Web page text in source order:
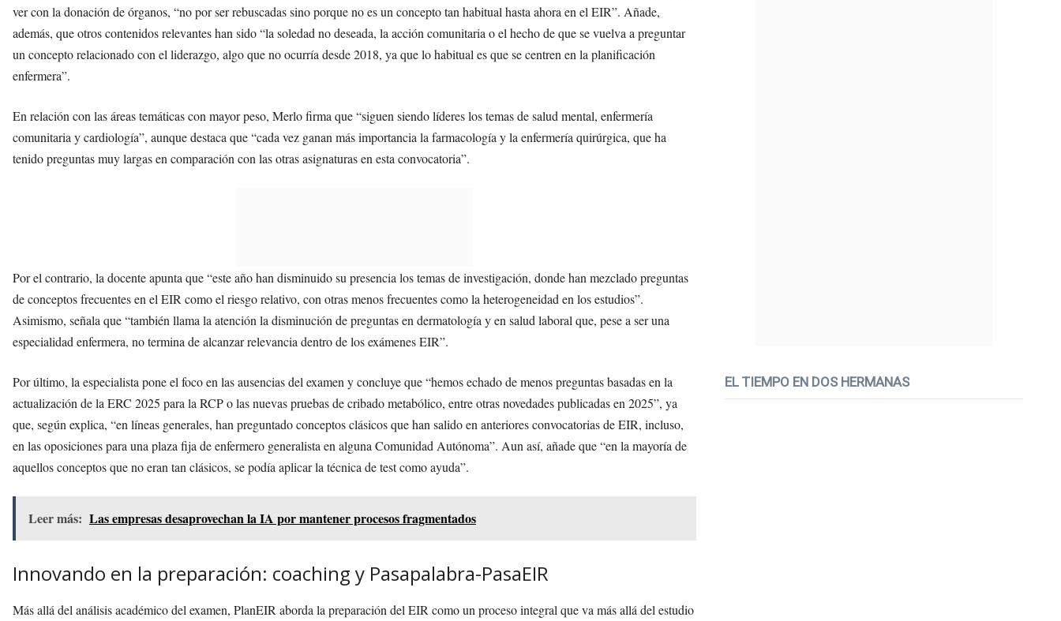
ver con la donación de órganos, “no por ser rebuscadas sino porque no es un concepto tan habitual hasta ahora en el EIR”. Añade,
además, que otros contenidos relevantes han sido “la soledad no deseada, la acción comunitaria o el hecho de que se vuelva a preguntar
un concepto relacionado con el liderazgo, algo que no ocurría desde 2018, ya que lo habitual es que se centren en la planificación
enfermera”.
En relación con las áreas temáticas con mayor peso, Merlo firma que “siguen siendo líderes los temas de salud mental, enfermería
comunitaria y cardiología”, aunque destaca que “cada vez ganan más importancia la farmacología y la enfermería quirúrgica, que ha
tenido preguntas muy largas en comparación con las otras asignaturas en esta convocatoria”.
Por el contrario, la docente apunta que “este año han disminuido su presencia los temas de investigación, donde han mezclado preguntas
de conceptos frecuentes en el EIR como el riesgo relativo, con otras menos frecuentes como la heterogeneidad en los estudios”.
Asimismo, señala que “también llama la atención la disminución de preguntas en dermatología y en salud laboral que, pese a ser una
especialidad enfermera, no termina de alcanzar relevancia dentro de los exámenes EIR”.
Por último, la especialista pone el foco en las ausencias del examen y concluye que “hemos echado de menos preguntas basadas en la
actualización de la ERC 2025 para la RCP o las nuevas pruebas de cribado metabólico, entre otras novedades publicadas en 2025”, ya
que, según explica, “en líneas generales, han preguntado conceptos clásicos que han salido en anteriores convocatorias de EIR, incluso,
en las oposiciones para una plaza fija de enfermero generalista en alguna Comunidad Autónoma”. Aun así, añade que “en la mayoría de
aquellos conceptos que no eran tan clásicos, se podía aplicar la técnica de test como ayuda”.
Leer más: Las empresas desaprovechan la IA por mantener procesos fragmentados
Innovando en la preparación: coaching y Pasapalabra-PasaEIR
Más allá del análisis académico del examen, PlanEIR aborda la preparación del EIR como un proceso integral que va más allá del estudio
EL TIEMPO EN DOS HERMANAS